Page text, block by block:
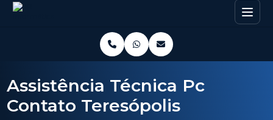
Assistência Técnica Pc
Contato Teresópolis